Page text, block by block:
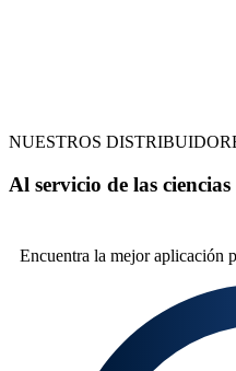
NUESTROS
Al servicio de las
Encuentra la mejoraplicación